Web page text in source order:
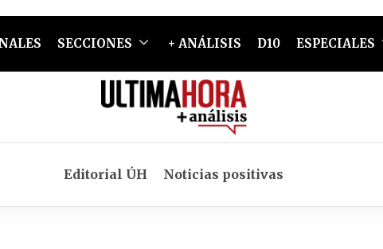
SECCIONES + ANÁLISIS D10 ESPECIALES
Editorial ÚH Noticias positivas